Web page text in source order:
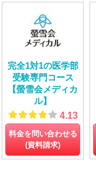
完全1対1の医学部
受験専門コース
【螢雪会メディカ
ル】
4.13
料金を問い合わせる
(資料請求)